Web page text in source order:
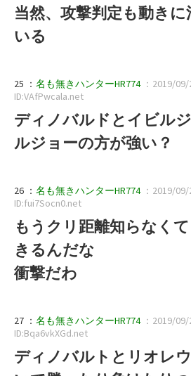
当然、攻撃判定も動き
いる
25 ： 名も無きハンターHR774 ：2019/
ID:VAfPwcala.net
ディノバルドとイビル
ルジョーの方が強い？
26 ： 名も無きハンターHR774 ：2019/
ID:fui7Socn0.net
もうクリ距離知らなく
きるんだな
衝撃だわ
27 ： 名も無きハンターHR774 ：2019/
ID:Bqa6vkXGd.net
ディノバルトとリオレ